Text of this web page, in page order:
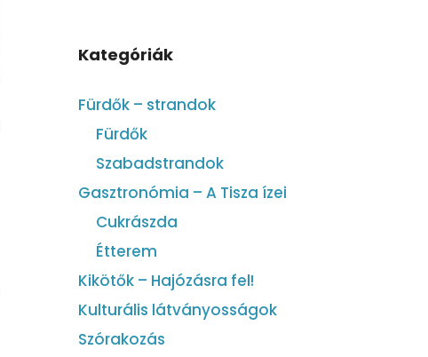
Kategóriák
Fürdők – strandok
Fürdők
Szabadstrandok
Gasztronómia – A Tisza ízei
Cukrászda
Étterem
Kikötők – Hajózásra fel!
Kulturális látványosságok
Szórakozás